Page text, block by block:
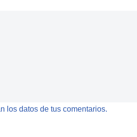
los datos de tus comentarios.